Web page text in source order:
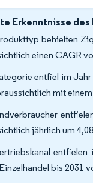
Erkenntnisse des
behielten
einen CAGR
entfiel im Jahr
mit
jährlich um
bis 2031